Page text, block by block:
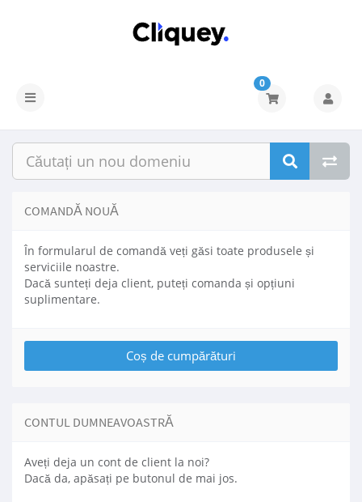
0
COMANDĂ NOUĂ
În formularul de comandă veți găsi toate produsele și
serviciile noastre.
Dacă sunteți deja client, puteți comanda și opțiuni
suplimentare.
CONTUL DUMNEAVOASTRĂ
Aveți deja un cont de client la noi?
Dacă da, apăsați pe butonul de mai jos.